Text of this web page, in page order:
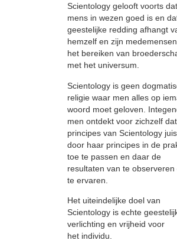
Scientology gelooft voorts
mens in wezen goed is en
geestelijke redding afhangt
hemzelf en zijn
het bereiken van
met het universum.
Scientology is geen
religie waar men alles op
woord moet geloven.
men ontdekt voor zichzelf
principes van Scientology
door haar principes in de
toe te passen en daar de
resultaten van te observeren
te ervaren.
Het uiteindelijke doel van
Scientology is echte
verlichting en vrijheid voor
het individu.